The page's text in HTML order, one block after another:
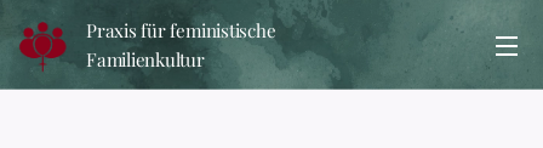
Praxis für feministische
Familienkultur